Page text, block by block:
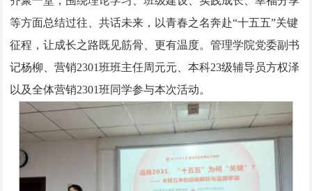
等方面总结过往、共话未来，以青春之名奔赴“十五五”关键
征程，让成长之路既见筋骨、更有温度。管理学院党委副书
记杨柳、营销2301班班主任周元元、本科23级辅导员方权泽
以及全体营销2301班同学参与本次活动。